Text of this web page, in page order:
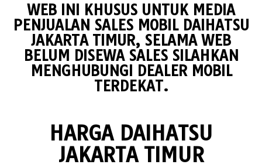
WEB INI KHUSUS UNTUK MEDIA
PENJUALAN SALES MOBIL DAIHATSU
JAKARTA TIMUR, SELAMA WEB
BELUM DISEWA SALES SILAHKAN
MENGHUBUNGI DEALER MOBIL
TERDEKAT.
HARGA DAIHATSU
JAKARTA TIMUR